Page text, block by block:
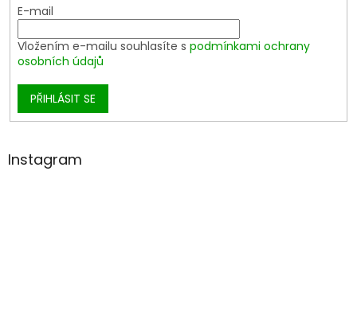
E-mail
Vložením e-mailu souhlasíte s podmínkami ochrany
osobních údajů
PŘIHLÁSIT SE
Instagram